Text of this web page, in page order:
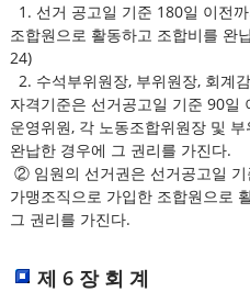
1. 선거 공고일 기준 180일 이전
조합원으로 활동하고 조합비를 완
24)
2. 수석부위원장, 부위원장, 회계
자격기준은 선거공고일 기준 90일
운영위원, 각 노동조합위원장 및
완납한 경우에 그 권리를 가진다.
② 임원의 선거권은 선거공고일
가맹조직으로 가입한 조합원으로
그 권리를 가진다.
제 6 장 회 계